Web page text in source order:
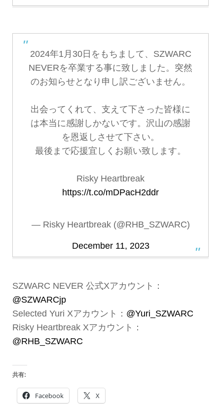
2024年1月30日をもちまして、SZWARC
NEVERを卒業する事に致しました。突然
のお知らせとなり申し訳ございません。
出会ってくれて、支えて下さった皆様に
は本当に感謝しかないです。沢山の感謝
を恩返しさせて下さい。
最後まで応援宜しくお願い致します。
Risky Heartbreak
https://t.co/mDPacH2ddr
— Risky Heartbreak (@RHB_SZWARC)
December 11, 2023
SZWARC NEVER 公式Xアカウント：
@SZWARCjp
Selected Yuri Xアカウント： @Yuri_SZWARC
Risky Heartbreak Xアカウント：
@RHB_SZWARC
共有:
Facebook X